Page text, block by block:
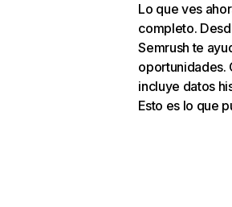
Lo que ves
completo.
Semrush te
oportunidades.
incluye datos
Esto es lo que